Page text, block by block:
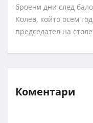
броени дни след
Колев, който осем
председател на
Коментари